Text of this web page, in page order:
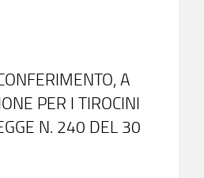
A
PER I TIROCINI
N. 240 DEL 30